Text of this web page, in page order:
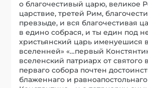
о благочестивый царю, великое
царствие, третей Рим,
превзыде, и вся благочестивая
в едино собрася, и ты един под
христьянский царь именуешися
вселенней» «…первый
вселенский патриарх от святого
перваго собора почтен
блаженнаго и